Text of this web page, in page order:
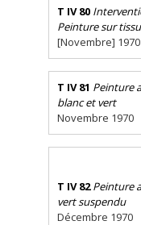
T IV 80
Peinture sur
[Novembre] 1970
T IV 81 Peinture
blanc et vert
Novembre 1970
T IV 82 Peinture
vert suspendu
Décembre 1970